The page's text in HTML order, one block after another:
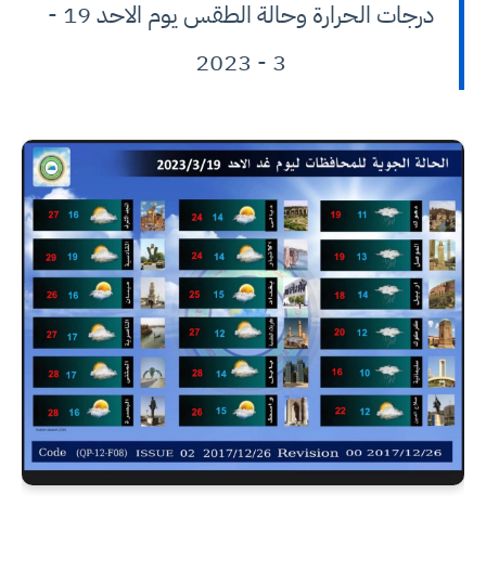
درجات الحرارة وحالة الطقس يوم الاحد 19 -
3 - 2023